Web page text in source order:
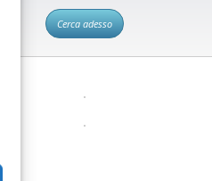
Cerca adesso